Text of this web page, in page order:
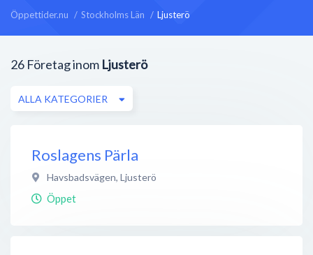
Öppettider.nu Stockholms Län Ljusterö
26 Företag inom Ljusterö
ALLA KATEGORIER
Roslagens Pärla
Havsbadsvägen, Ljusterö
Öppet